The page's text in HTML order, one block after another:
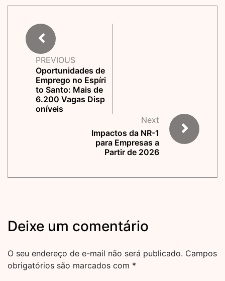
PREVIOUS
Oportunidades de
Emprego no Espíri
to Santo: Mais de
6.200 Vagas Disp
oníveis
Next
Impactos da NR-1
para Empresas a
Partir de 2026
Deixe um comentário
O seu endereço de e-mail não será publicado. Campos
obrigatórios são marcados com *